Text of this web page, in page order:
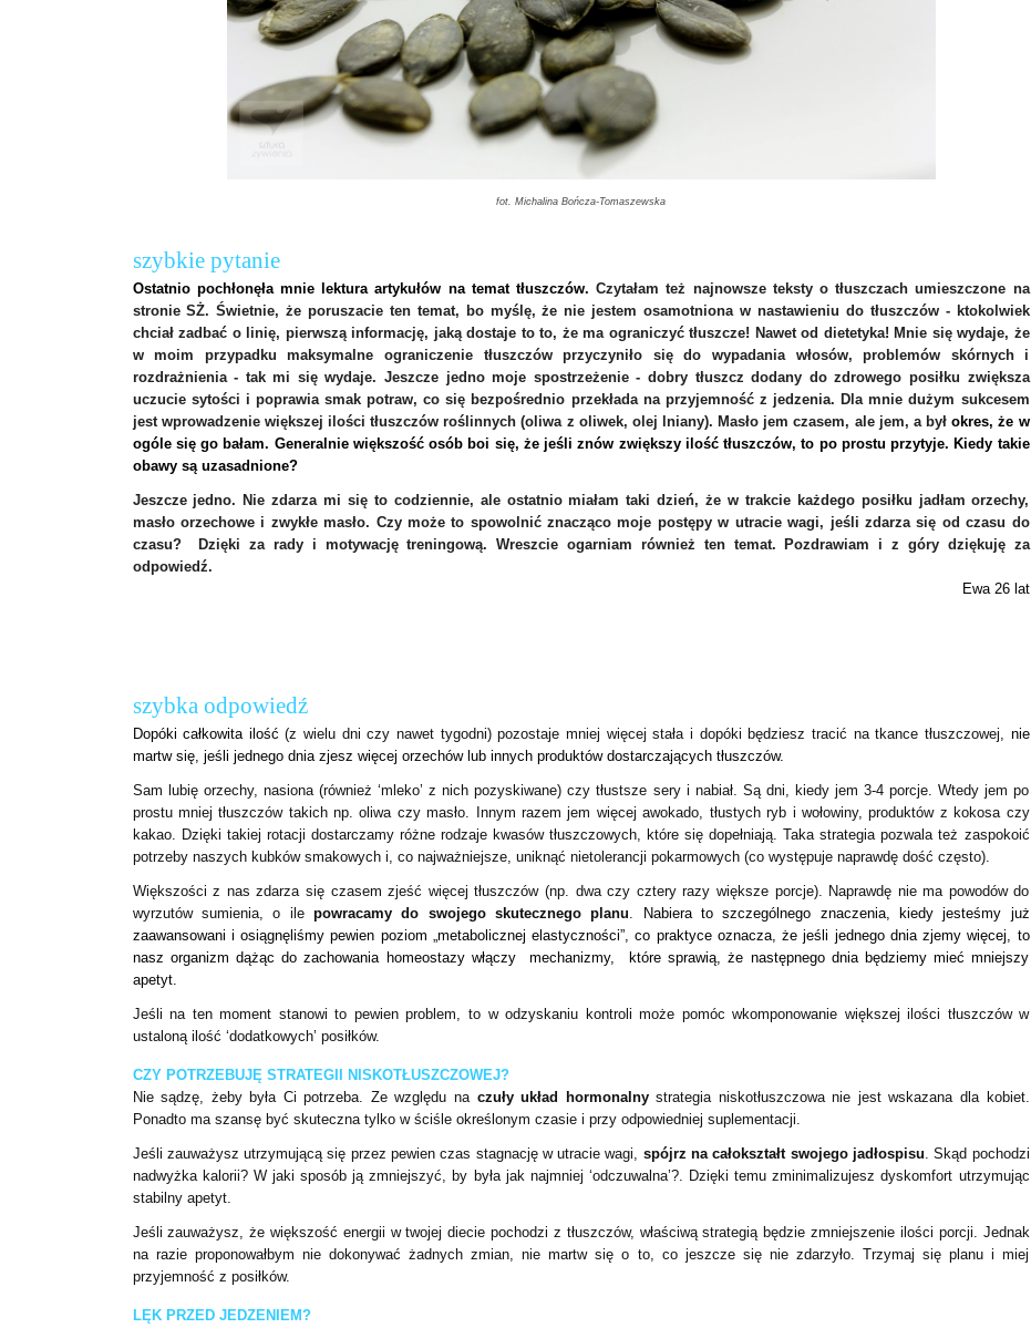
fot. Michalina Bończa-Tomaszewska
szybkie pytanie
Ostatnio pochłonęła mnie lektura artykułów na temat tłuszczów.Czytałam też najnowsze teksty o tłuszczach umieszczone na
stronie SŻ. Świetnie, że poruszacie ten temat, bo myślę, że nie jestem osamotniona w nastawieniu do tłuszczów - ktokolwiek
chciał zadbać o linię, pierwszą informację, jaką dostaje to to, że ma ograniczyć tłuszcze! Nawet od dietetyka! Mnie się wydaje, że
w moim przypadku maksymalne ograniczenie tłuszczów przyczyniło się do wypadania włosów, problemów skórnych i
rozdrażnienia - tak mi się wydaje. Jeszcze jedno moje spostrzeżenie - dobry tłuszcz dodany do zdrowego posiłku zwiększa
uczucie sytości i poprawia smak potraw, co się bezpośrednio przekłada na przyjemność z jedzenia. Dla mnie dużym sukcesem
jest wprowadzenie większej ilości tłuszczów roślinnych (oliwa z oliwek, olej lniany). Masło jem czasem, ale jem, a byłokres, że w
ogóle się go bałam. Generalnie większość osób boi się, że jeśli znów zwiększy ilość tłuszczów, to po prostu przytyje. Kiedy takie
obawy są uzasadnione?
Jeszcze jedno. Nie zdarza mi się to codziennie, ale ostatnio miałam taki dzień, że w trakcie każdego posiłku jadłam orzechy,
masło orzechowe i zwykłe masło. Czy może to spowolnić znacząco moje postępy w utracie wagi, jeśli zdarza się od czasu do
czasu?
Dzięki za rady i motywację treningową. Wreszcie ogarniam również ten temat. Pozdrawiam i z góry dziękuję za
odpowiedź.
Ewa 26 lat
szybka odpowiedź
Dopóki całkowita ilość (z wielu dni czy nawet tygodni) pozostaje mniej więcej stała i dopóki będziesz tracić na tkance tłuszczowej, nie
martw się, jeśli jednego dnia zjesz więcej orzechów lub innych produktów dostarczających tłuszczów.
Sam lubię orzechy, nasiona (również ‘mleko’ z nich pozyskiwane) czy tłustsze sery i nabiał. Są dni, kiedy jem 3-4 porcje. Wtedy jem po
prostu mniej tłuszczów takich np. oliwa czy masło. Innym razem jem więcej awokado, tłustych ryb i wołowiny, produktów z kokosa czy
kakao. Dzięki takiej rotacji dostarczamy różne rodzaje kwasów tłuszczowych, które się dopełniają. Taka strategia pozwala też zaspokoić
potrzeby naszych kubków smakowych i, co najważniejsze, uniknąć nietolerancji pokarmowych (co występuje naprawdę dość często).
Większości z nas zdarza się czasem zjeść więcej tłuszczów (np. dwa czy cztery razy większe porcje). Naprawdę nie ma powodów do
wyrzutów sumienia, o ile powracamy do swojego skutecznego planu.
Nabiera to szczególnego znaczenia, kiedy jesteśmy już
zaawansowani i osiągnęliśmy pewien poziom „metabolicznej elastyczności”, co praktyce oznacza, że jeśli jednego dnia zjemy więcej, to
nasz organizm dążąc do zachowania homeostazy włączy mechanizmy, które sprawią, że następnego dnia będziemy mieć mniejszy
apetyt.
Jeśli na ten moment stanowi to pewien problem, to w odzyskaniu kontroli może pomóc wkomponowanie większej ilości tłuszczów w
ustaloną ilość ‘dodatkowych’ posiłków.
CZY POTRZEBUJĘ STRATEGII NISKOTŁUSZCZOWEJ?
Nie sądzę, żeby była Ci potrzeba. Ze względu na czuły układ hormonalnystrategia niskotłuszczowa nie jest wskazana dla kobiet.
Ponadto ma szansę być skuteczna tylko w ściśle określonym czasie i przy odpowiedniej suplementacji.
Jeśli zauważysz utrzymującą się przez pewien czas stagnację w utracie wagi, spójrz na całokształt swojego jadłospisu. Skąd pochodzi
nadwyżka kalorii? W jaki sposób ją zmniejszyć, by była jak najmniej ‘odczuwalna’?. Dzięki temu zminimalizujesz dyskomfort utrzymując
stabilny apetyt.
Jeśli zauważysz, że większość energii w twojej diecie pochodzi z tłuszczów, właściwą strategią będzie zmniejszenie ilości porcji. Jednak
na razie proponowałbym nie dokonywać żadnych zmian, nie martw się o to, co jeszcze się nie zdarzyło. Trzymaj się planu i miej
przyjemność z posiłków.
LĘK PRZED JEDZENIEM?